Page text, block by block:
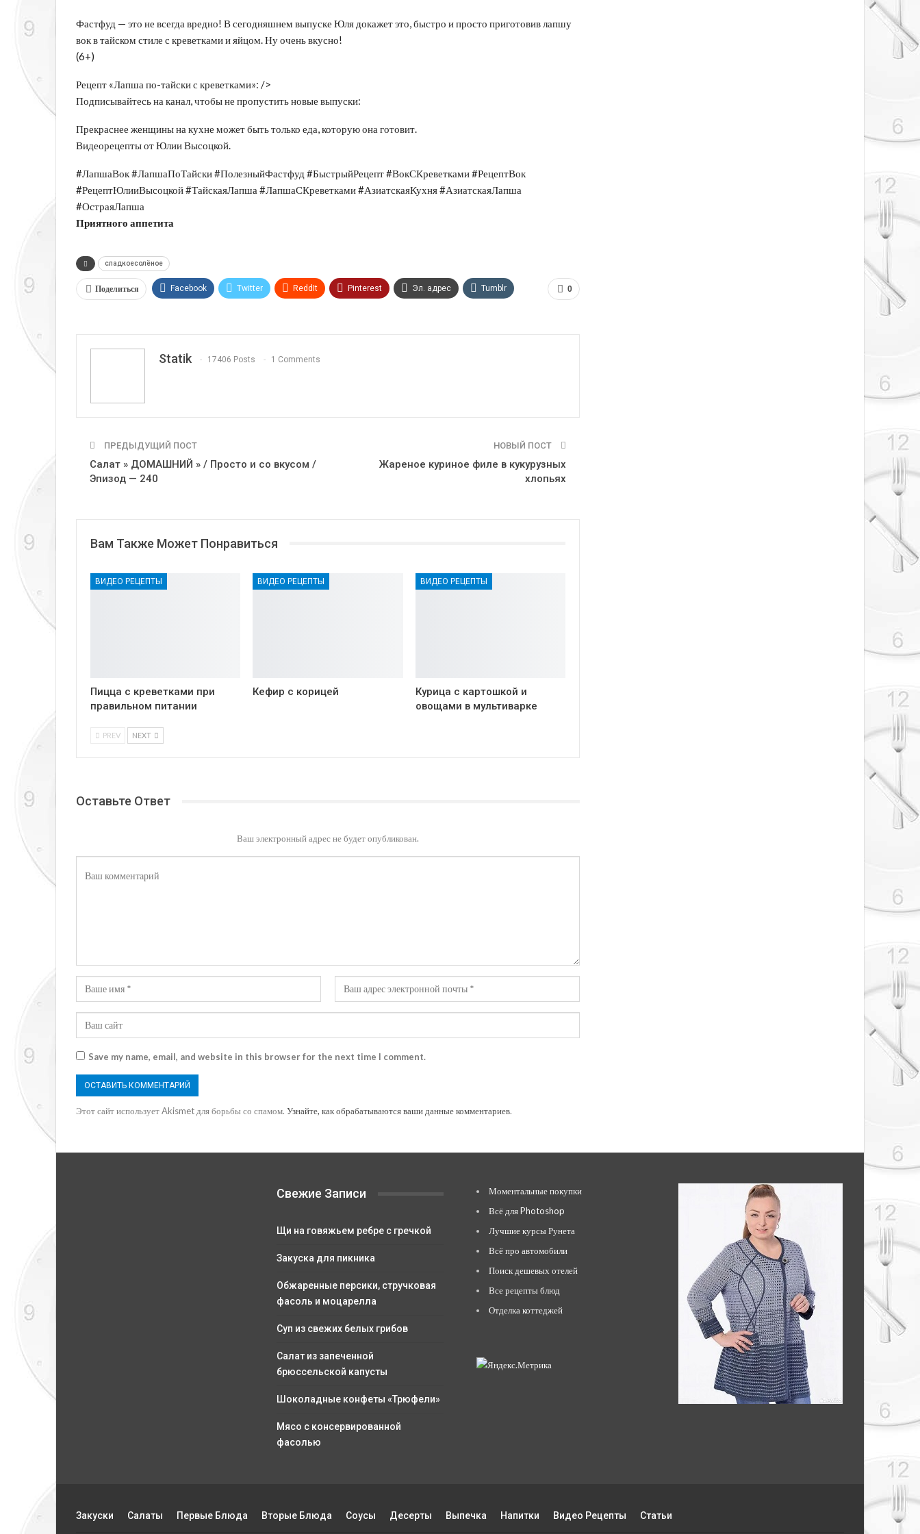
Фастфуд — это не всегда вредно! В сегодняшнем выпуске Юля докажет это, быстро и просто приготовив лапшу
вок в тайском стиле с креветками и яйцом. Ну очень вкусно!
(6+)
Рецепт «Лапша по-тайски с креветками»: />
Подписывайтесь на канал, чтобы не пропустить новые выпуски:
Прекраснее женщины на кухне может быть только еда, которую она готовит.
Видеорецепты от Юлии Высоцкой.
#ЛапшаВок #ЛапшаПоТайски #ПолезныйФастфуд #БыстрыйРецепт #ВокСКреветками #РецептВок
#РецептЮлииВысоцкой #ТайскаяЛапша #ЛапшаСКреветками #АзиатскаяКухня #АзиатскаяЛапша
#ОстраяЛапша
Приятного аппетита
сладкоесолёное
0
Поделиться Facebook Twitter ReddIt Pinterest Эл. адрес Tumblr
Statik 17406 Posts 1 Comments
ПРЕДЫДУЩИЙ ПОСТ
Салат » ДОМАШНИЙ » / Просто и со вкусом /
Эпизод — 240
НОВЫЙ ПОСТ
Жареное куриное филе в кукурузных
хлопьях
Вам Также Может Понравиться
ВИДЕО РЕЦЕПТЫ
Пицца с креветками при
правильном питании
ВИДЕО РЕЦЕПТЫ
Кефир с корицей
ВИДЕО РЕЦЕПТЫ
Курица с картошкой и
овощами в мультиварке
PREV NEXT
Оставьте Ответ
Ваш электронный адрес не будет опубликован.
Save my name, email, and website in this browser for the next time I comment.
Этот сайт использует Akismet для борьбы со спамом. Узнайте, как обрабатываются ваши данные комментариев.
Свежие Записи
Щи на говяжьем ребре с гречкой
Закуска для пикника
Обжаренные персики, стручковая
фасоль и моцарелла
Суп из свежих белых грибов
Салат из запеченной
брюссельской капусты
Шоколадные конфеты «Трюфели»
Мясо с консервированной
фасолью
Моментальные покупки
Всё для Photoshop
Лучшие курсы Рунета
Всё про автомобили
Поиск дешевых отелей
Все рецепты блюд
Отделка коттеджей
Закуски Салаты Первые Блюда Вторые Блюда Соусы Десерты Выпечка Напитки Видео Рецепты Статьи